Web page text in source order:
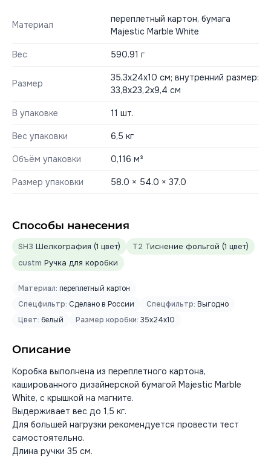
Материал
переплетный картон, бумага
Majestic Marble White
Вес 590.91 г
Размер
35,3х24х10 см; внутренний размер:
33,8х23,2х9,4 см
В упаковке 11 шт.
Вес упаковки 6,5 кг
Объём упаковки 0,116 м³
Размер упаковки 58.0 × 54.0 × 37.0
Способы нанесения
SH3 Шелкография (1 цвет) T2 Тиснение фольгой (1 цвет)
custm Ручка для коробки
Материал: переплетный картон
Спецфильтр: Сделано в России Спецфильтр: Выгодно
Цвет: белый Размер коробки: 35x24x10
Описание
Коробка выполнена из переплетного картона,
кашированного дизайнерской бумагой Majestic Marble
White, с крышкой на магните.
Выдерживает вес до 1,5 кг.
Для большей нагрузки рекомендуется провести тест
самостоятельно.
Длина ручки 35 см.